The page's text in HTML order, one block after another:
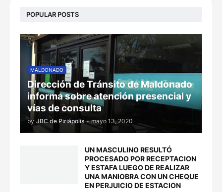
POPULAR POSTS
MALDONADO
Dirección de Tránsito de Maldonado
informa sobre atención presencial y
vías de consulta
by JBC de Piriápolis - mayo 13, 2020
UN MASCULINO RESULTÓ
PROCESADO POR RECEPTACION
Y ESTAFA LUEGO DE REALIZAR
UNA MANIOBRA CON UN CHEQUE
EN PERJUICIO DE ESTACION